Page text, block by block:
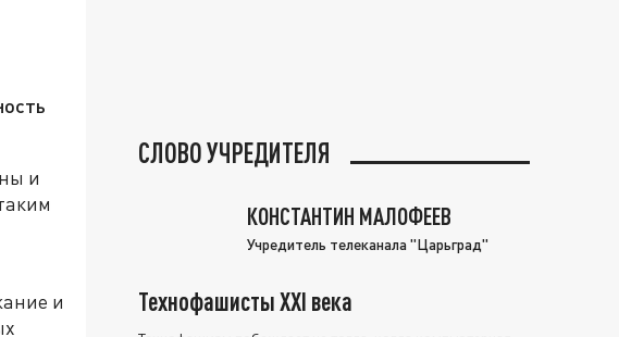
и
и
СЛОВО УЧРЕДИТЕЛЯ
КОНСТАНТИН МАЛОФЕЕВ
Учредитель телеканала "Царьград"
Технофашисты XXI века